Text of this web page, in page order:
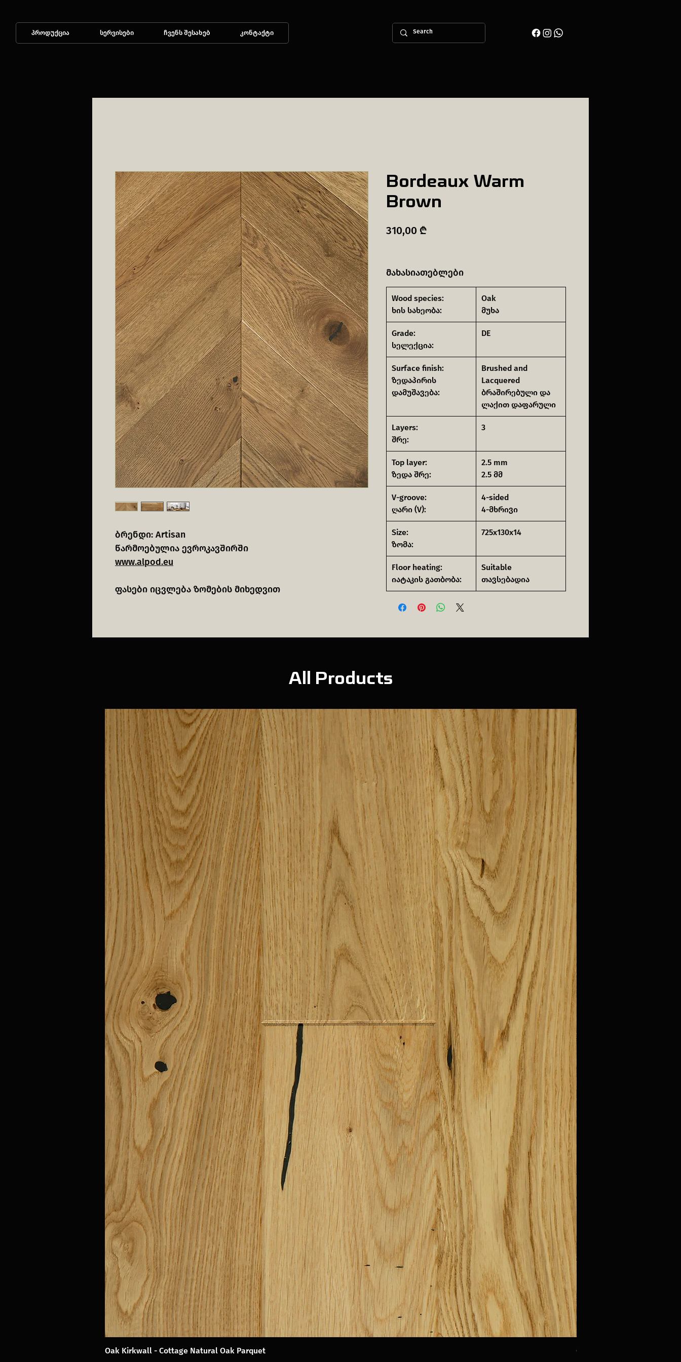
პროდუქცია სერვისები ჩვენს შესახებ კონტაქტი
ბრენდი: Artisan
წარმოებულია ევროკავშირში
www.alpod.eu
ფასები იცვლება ზომების მიხედვით
Bordeaux Warm
Brown
310,00 ₾Price
მახასიათებლები
Wood species:
ხის სახეობა:
Oak
მუხა
Grade:
სელექცია:
DE
Surface finish:
ზედაპირის
დამუშავება:
Brushed and
Lacquered
ბრაშირებული და
ლაქით დაფარული
Layers:
შრე:
3
Top layer:
ზედა შრე:
2.5 mm
2.5 მმ
V-groove:
ღარი (V):
4-sided
4-მხრივი
Size:
ზომა:
725x130x14
Floor heating:
იატაკის გათბობა:
Suitable
თავსებადია
All Products
Oak Kirkwall - Cottage Natural Oak Parquet Oak Urbino